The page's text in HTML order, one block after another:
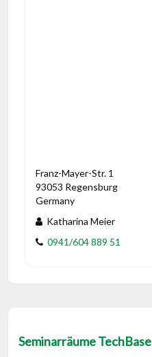
Franz-Mayer-Str. 1
93053 Regensburg
Germany
Katharina Meier
0941/604 889 51
Seminarräume TechBase